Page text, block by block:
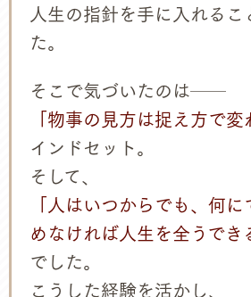
人生の指針を手に入れるこ
た。
そこで気づいたのは──
「物事の見方は捉え方で変
インドセット。
そして、
「人はいつからでも、何
めなければ人生を全うでき
でした。
こうした経験を活かし、